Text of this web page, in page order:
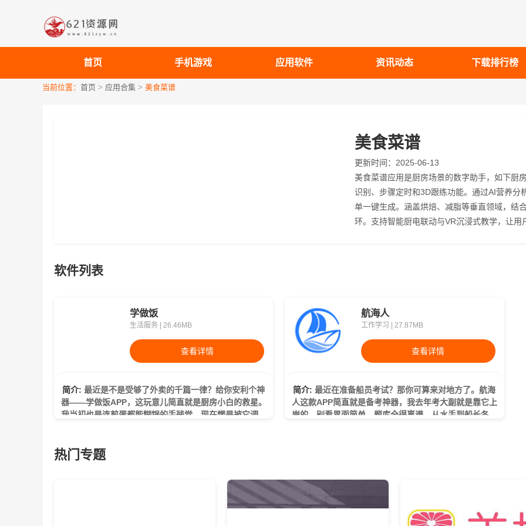
首页 手机游戏 应用软件 资讯动态 下载排行榜
当前位置： 首页 > 应用合集 > 美食菜谱
美食菜谱
更新时间：2025-06-13
美食菜谱应用是厨房场景的数字助手，如下厨
识别、步骤定时和3D跟练功能。通过AI营养
单一键生成。涵盖烘焙、减脂等垂直领域，结
环。支持智能厨电联动与VR沉浸式教学，让用
软件列表
学做饭
生活服务 | 26.46MB
查看详情
简介: 最近是不是受够了外卖的千篇一律？给你安利个神
器——学做饭APP，这玩意儿简直就是厨房小白的救星。
我当初也是连煎蛋都能糊锅的手残党，现在愣是被它调教
航海人
工作学习 | 27.87MB
查看详情
简介: 最近在准备船员考试？那你可算来对地方了。航海
人这款APP简直就是备考神器，我去年考大副就是靠它上
岸的。别看界面简单，题库全得离谱，从水手到船长各个
热门专题